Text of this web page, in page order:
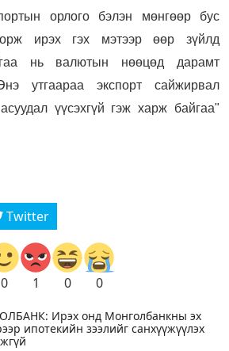
орлого бэлэн мөнгөөр бус
ирэх гэх мэтээр өөр зүйлд
нь валютын нөөцөд дарамт
утгаараа экспорт сайжирвал
үүсэхгүй гэж харж байгаа"
Twitter
0 1 0 0
Ирэх онд Монголбанкны эх
ипотeкийн зээлийг санхүүжүүлэх